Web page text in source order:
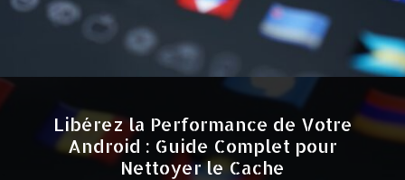
Libérez la Performance de Votre
Android : Guide Complet pour
Nettoyer le Cache